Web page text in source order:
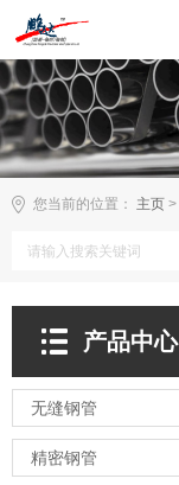
您当前的位置： 主页 >
产品中心
无缝钢管
精密钢管